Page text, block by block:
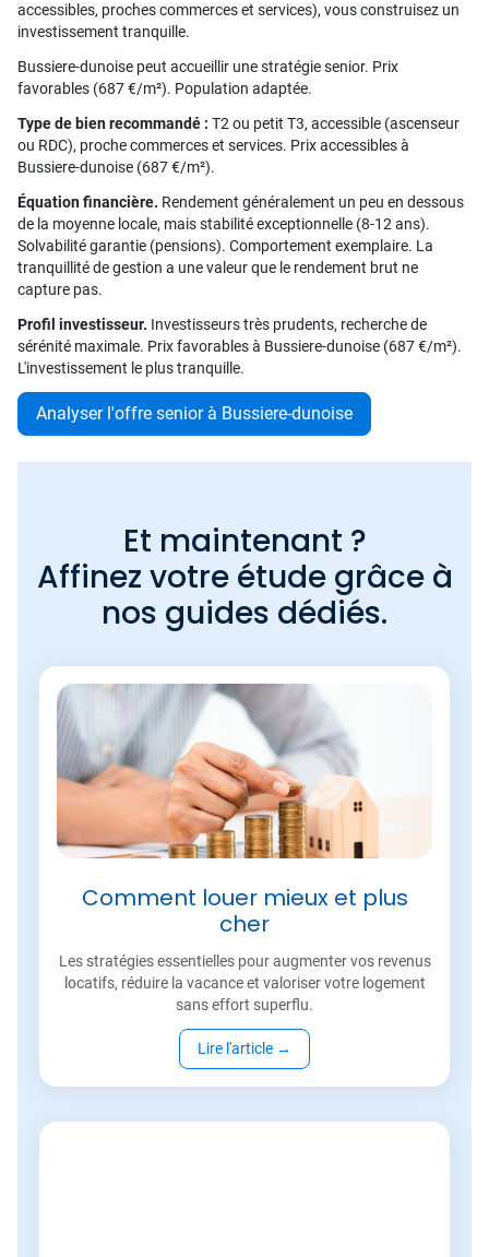
accessibles, proches commerces et services), vous construisez un
investissement tranquille.
Bussiere-dunoise peut accueillir une stratégie senior. Prix
favorables (687 €/m²). Population adaptée.
Type de bien recommandé : T2 ou petit T3, accessible (ascenseur
ou RDC), proche commerces et services. Prix accessibles à
Bussiere-dunoise (687 €/m²).
Équation financière. Rendement généralement un peu en dessous
de la moyenne locale, mais stabilité exceptionnelle (8-12 ans).
Solvabilité garantie (pensions). Comportement exemplaire. La
tranquillité de gestion a une valeur que le rendement brut ne
capture pas.
Profil investisseur. Investisseurs très prudents, recherche de
sérénité maximale. Prix favorables à Bussiere-dunoise (687 €/m²).
L'investissement le plus tranquille.
Analyser l'offre senior à Bussiere-dunoise
Et maintenant ?
Affinez votre étude grâce à
nos guides dédiés.
Comment louer mieux et plus
cher
Les stratégies essentielles pour augmenter vos revenus
locatifs, réduire la vacance et valoriser votre logement
sans effort superflu.
Lire l'article →